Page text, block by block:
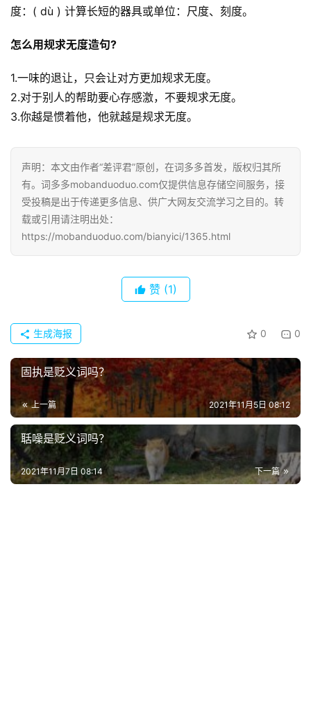
度：( dù ) 计算长短的器具或单位：尺度、刻度。
怎么用规求无度造句?
1.一味的退让，只会让对方更加规求无度。
2.对于别人的帮助要心存感激，不要规求无度。
3.你越是惯着他，他就越是规求无度。
声明：本文由作者“差评君”原创，在词多多首发，版权归其所
有。词多多mobanduoduo.com仅提供信息存储空间服务，接
受投稿是出于传递更多信息、供广大网友交流学习之目的。转
载或引用请注明出处：
https://mobanduoduo.com/bianyici/1365.html
赞 (1)
0 0
生成海报
固执是贬义词吗？
上一篇 2021年11月5日 08:12
聒噪是贬义词吗？
下一篇
2021年11月7日 08:14